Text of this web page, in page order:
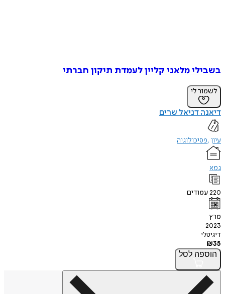
בשבילי מלאני קליין לעמדת תיקון חברתי
לשמור לי
דיאנה דניאל שרים
עיון פסיכולוגיה
גמא
220עמודים
מרץ
2023
דיגיטלי
₪35
הוספה לסל